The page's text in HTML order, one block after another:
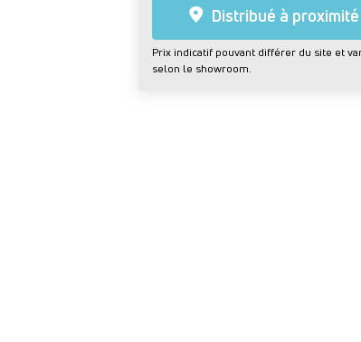
Distribué à proximité
Prix indicatif pouvant différer du site et
selon le showroom.